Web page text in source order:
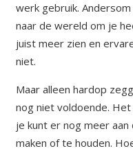
werk gebruik.
naar de wereld om je
juist meer zien en
niet.
Maar alleen hardop
nog niet voldoende.
je kunt er nog meer
maken of te houden.